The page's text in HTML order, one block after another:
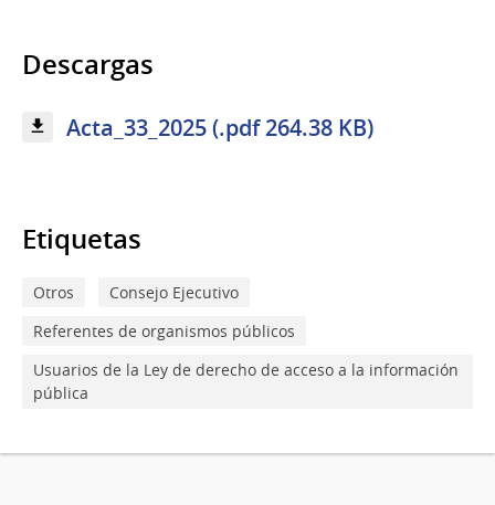
Descargas
Acta_33_2025 (.pdf 264.38 KB)
Etiquetas
Otros
Consejo Ejecutivo
Referentes de organismos públicos
Usuarios de la Ley de derecho de acceso a la información
pública